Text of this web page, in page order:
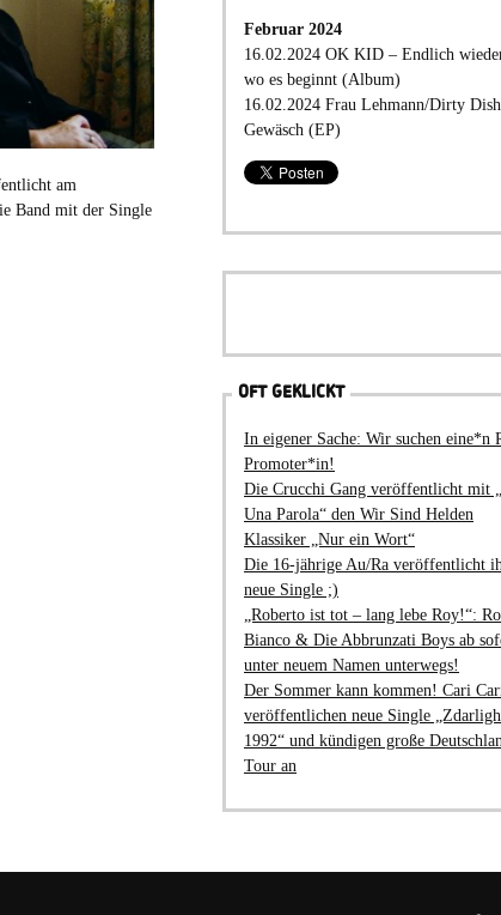
am
Band mit der Single
Februar 2024
16.02.2024 OK KID – Endlich
wo es beginnt (Album)
16.02.2024 Frau Lehmann/Dirty
Gewäsch (EP)
OFT GEKLICKT
In eigener Sache: Wir suchen eine*n
Promoter*in!
Die Crucchi Gang veröffentlicht mit
Una Parola“ den Wir Sind Helden
Klassiker „Nur ein Wort“
Die 16-jährige Au/Ra veröffentlicht
neue Single ;)
„Roberto ist tot – lang lebe Roy!“:
Bianco & Die Abbrunzati Boys ab
unter neuem Namen unterwegs!
Der Sommer kann kommen! Cari
veröffentlichen neue Single
1992“ und kündigen große
Tour an